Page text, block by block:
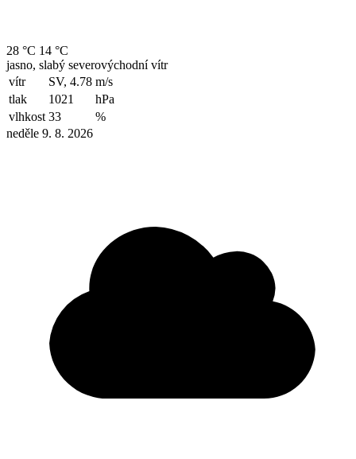
28 °C 14 °C
jasno, slabý severovýchodní vítr
vítr
SV, 4.78 m/s
tlak
1021
hPa
vlhkost 33
%
neděle 9. 8. 2026